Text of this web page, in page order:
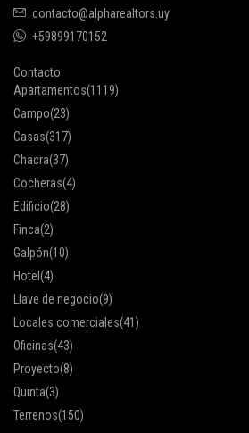
contacto@alpharealtors.uy
+59899170152
Contacto
Apartamentos(1119)
Campo(23)
Casas(317)
Chacra(37)
Cocheras(4)
Edificio(28)
Finca(2)
Galpón(10)
Hotel (4)
Llave de negocio(9)
Locales comerciales(41)
Oficinas(43)
Proyecto(8)
Quinta(3)
Terrenos(150)